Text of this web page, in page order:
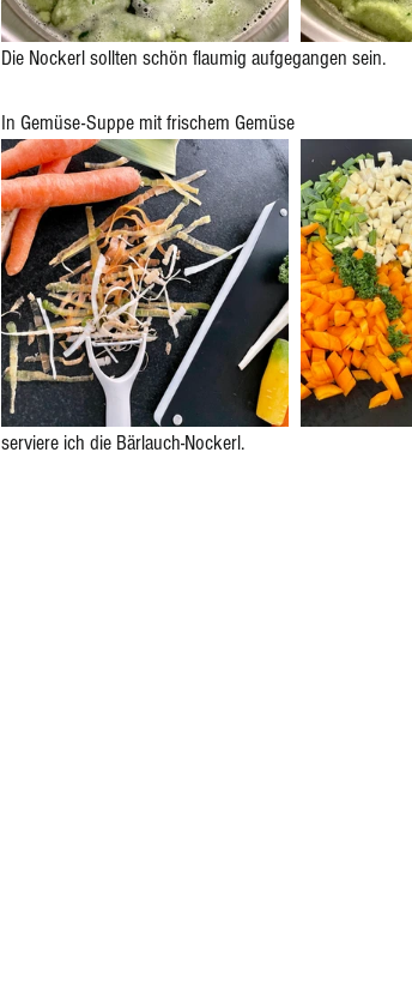
Die Nockerl sollten schön flaumig aufgegangen sein.
In Gemüse-Suppe mit frischem Gemüse
serviere ich die Bärlauch-Nockerl.